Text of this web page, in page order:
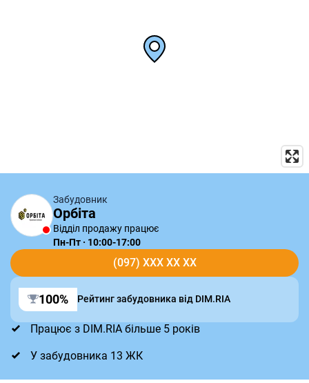
Забудовник
Орбіта
Відділ продажу працює
Пн-Пт · 10:00-17:00
(097) XXX XX XX
100% Рейтинг забудовника від DIM.RIA
Працює з DIM.RIA більше 5 років
У забудовника 13 ЖК